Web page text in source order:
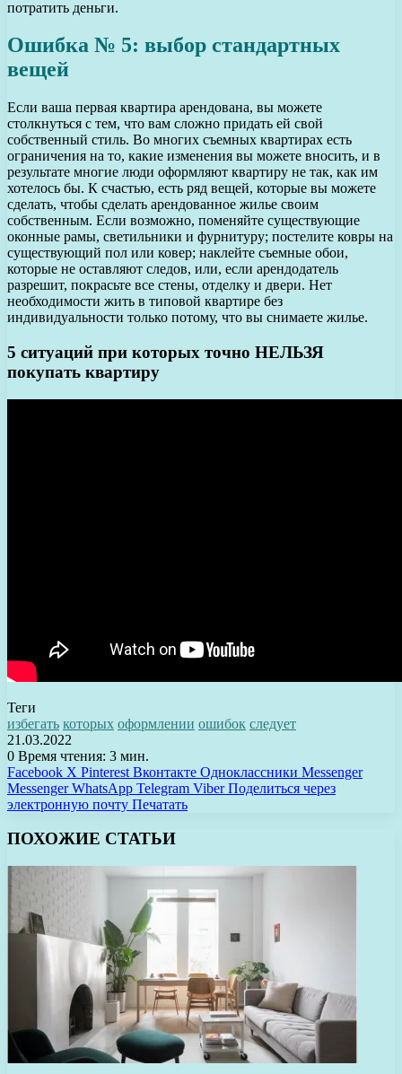
потратить деньги.
Ошибка № 5: выбор стандартных
вещей
Если ваша первая квартира арендована, вы можете
столкнуться с тем, что вам сложно придать ей свой
собственный стиль. Во многих съемных квартирах есть
ограничения на то, какие изменения вы можете вносить, и в
результате многие люди оформляют квартиру не так, как им
хотелось бы. К счастью, есть ряд вещей, которые вы можете
сделать, чтобы сделать арендованное жилье своим
собственным. Если возможно, поменяйте существующие
оконные рамы, светильники и фурнитуру; постелите ковры на
существующий пол или ковер; наклейте съемные обои,
которые не оставляют следов, или, если арендодатель
разрешит, покрасьте все стены, отделку и двери. Нет
необходимости жить в типовой квартире без
индивидуальности только потому, что вы снимаете жилье.
5 ситуаций при которых точно НЕЛЬЗЯ
покупать квартиру
Теги
избегать которых оформлении ошибок следует
21.03.2022
0 Время чтения: 3 мин.
Facebook X Pinterest Вконтакте Одноклассники Messenger
Messenger WhatsApp Telegram Viber Поделиться через
электронную почту Печатать
ПОХОЖИЕ СТАТЬИ